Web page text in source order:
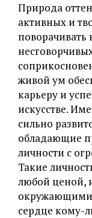
Природа
активных и
живой ум
карьеру и
искусстве.
сильно
обладающие
личности с
Такие
любой ценой,
сердце кому-